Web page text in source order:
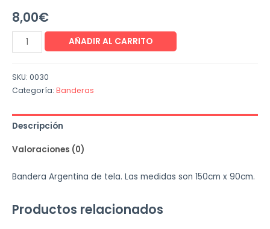
8,00€
AÑADIR AL CARRITO
SKU: 0030
Categoría: Banderas
Descripción
Valoraciones (0)
Bandera Argentina de tela. Las medidas son 150cm x 90cm.
Productos relacionados